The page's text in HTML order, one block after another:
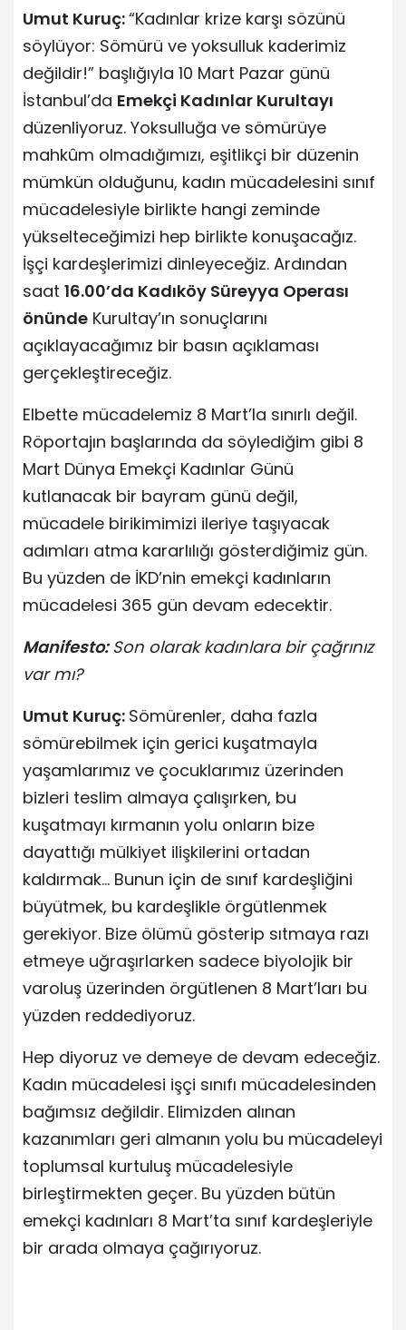
Umut Kuruç:“Kadınlar krize karşı sözünü
söylüyor: Sömürü ve yoksulluk kaderimiz
değildir!” başlığıyla 10 Mart Pazar günü
İstanbul’da Emekçi Kadınlar Kurultayı
düzenliyoruz. Yoksulluğa ve sömürüye
mahkûm olmadığımızı, eşitlikçi bir düzenin
mümkün olduğunu, kadın mücadelesini sınıf
mücadelesiyle birlikte hangi zeminde
yükselteceğimizi hep birlikte konuşacağız.
İşçi kardeşlerimizi dinleyeceğiz. Ardından
saat 16.00’da Kadıköy Süreyya Operası
önünde Kurultay’ın sonuçlarını
açıklayacağımız bir basın açıklaması
gerçekleştireceğiz.
Elbette mücadelemiz 8 Mart’la sınırlı değil.
Röportajın başlarında da söylediğim gibi 8
Mart Dünya Emekçi Kadınlar Günü
kutlanacak bir bayram günü değil,
mücadele birikimimizi ileriye taşıyacak
adımları atma kararlılığı gösterdiğimiz gün.
Bu yüzden de İKD’nin emekçi kadınların
mücadelesi 365 gün devam edecektir.
Manifesto:Son olarak kadınlara bir çağrınız
var mı?
Umut Kuruç: Sömürenler, daha fazla
sömürebilmek için gerici kuşatmayla
yaşamlarımız ve çocuklarımız üzerinden
bizleri teslim almaya çalışırken, bu
kuşatmayı kırmanın yolu onların bize
dayattığı mülkiyet ilişkilerini ortadan
kaldırmak… Bunun için de sınıf kardeşliğini
büyütmek, bu kardeşlikle örgütlenmek
gerekiyor. Bize ölümü gösterip sıtmaya razı
etmeye uğraşırlarken sadece biyolojik bir
varoluş üzerinden örgütlenen 8 Mart’ları bu
yüzden reddediyoruz.
Hep diyoruz ve demeye de devam edeceğiz.
Kadın mücadelesi işçi sınıfı mücadelesinden
bağımsız değildir. Elimizden alınan
kazanımları geri almanın yolu bu mücadeleyi
toplumsal kurtuluş mücadelesiyle
birleştirmekten geçer. Bu yüzden bütün
emekçi kadınları 8 Mart’ta sınıf kardeşleriyle
bir arada olmaya çağırıyoruz.